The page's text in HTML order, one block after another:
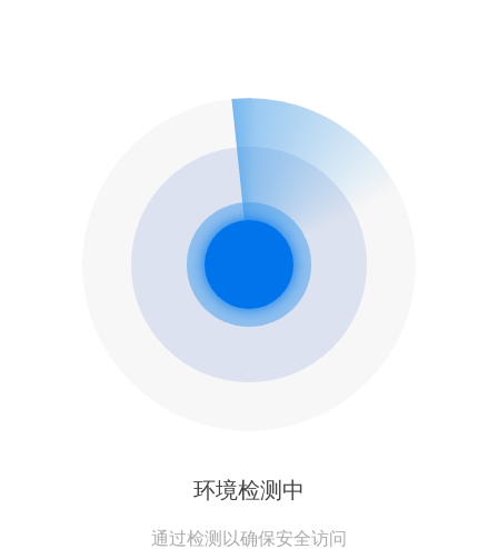
环境检测中
通过检测以确保安全访问